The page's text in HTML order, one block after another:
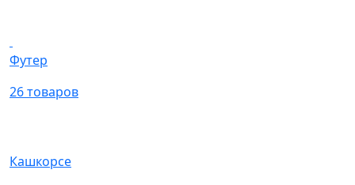
Футер
26 товаров
Кашкорсе